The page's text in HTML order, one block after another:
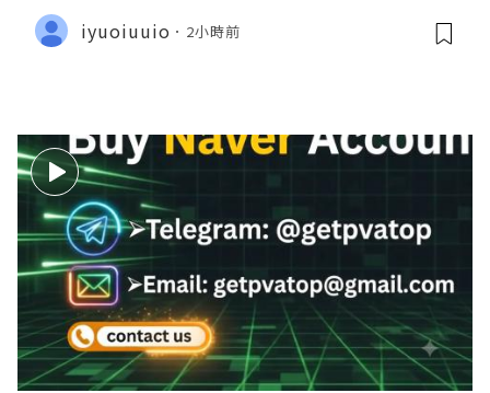
iyuoiuuio 2小時前